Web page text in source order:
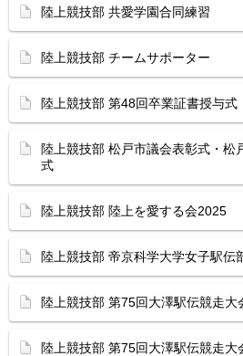
陸上競技部 共愛学園合同練習
陸上競技部 チームサポーター
陸上競技部 第48回卒業証書授与式
陸上競技部 松戸市議会表彰式・松
式
陸上競技部 陸上を愛する会2025
陸上競技部 帝京科学大学女子駅伝
陸上競技部 第75回大澤駅伝競走大
陸上競技部 第75回大澤駅伝競走大